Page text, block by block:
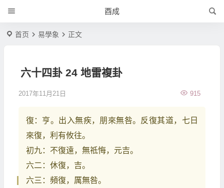
酉成
首页 易學象 正文
六十四卦 24 地雷複卦
2017年11月21日 915
復：亨。出入無疾，朋來無咎。反復其道，七日
來復，利有攸往。
初九：不復遠，無祗悔，元吉。
六二：休復，吉。
六三：頻復，厲無咎。